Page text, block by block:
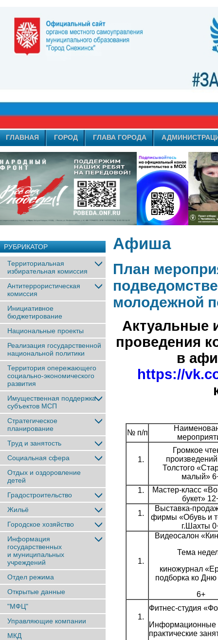
ГЛАВНАЯ ГОРОД ГЛАВА ГОРОДА
РУБРИКАТОР
Территориальная
избирательная комиссия
Антитеррористическая
комиссия
Инициативное
бюджетирование
Национальные проекты
Реализация государственной
национальной политики
Территория опережающего
социально-экономического
развития
Имущественная поддержка
субъектов МСП
Стратегическое
планирование
Труд и занятость
Социальная сфера
Отдых и оздоровление
детей
Градостроительство
Жильё
Городское хозяйство
Информация
государственных
и муниципальных
учреждений
Отдел режима
Открытые данные
"МФЦ"
Управляющие компании
МКД
Афиша
План
молодежной
Актуальные
проведения
в
https://
№ п/п
Громкое
Толстого
малый»
Мастер-класс
букет»
Выставка-
фирмы «Обувь и
г.Шахты
Видеосалон
Тема
киножурнал
подборка ко Дню
6+
Фитнес-студия
Информационные
практические